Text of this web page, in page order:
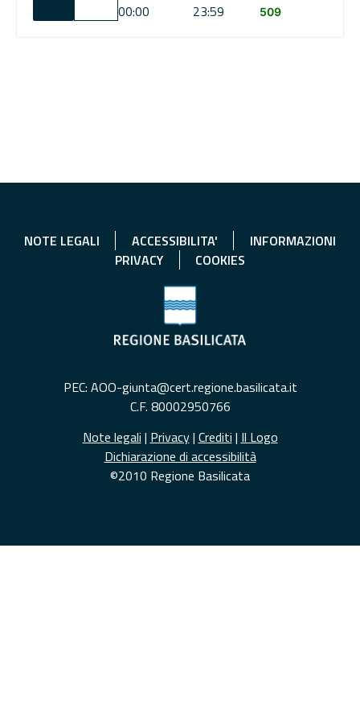
00:00
23:59
509
NOTE LEGALI ACCESSIBILITA'
INFORMAZIONI
PRIVACY
COOKIES
PEC: AOO-giunta@cert.regione.basilicata.it
C.F. 80002950766
Note legali | Privacy| Crediti | Il Logo
Dichiarazione di accessibilità
©2010 Regione Basilicata